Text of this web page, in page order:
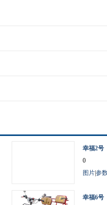
幸福2号
0
图片参
幸福6号